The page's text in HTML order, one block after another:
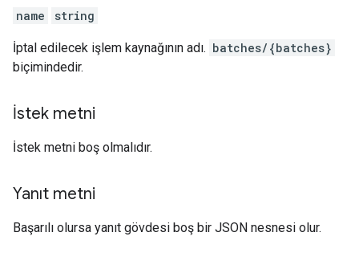
name string
İptal edilecek işlem kaynağının adı. batches/{batches}
biçimindedir.
İstek metni
İstek metni boş olmalıdır.
Yanıt metni
Başarılı olursa yanıt gövdesi boş bir JSON nesnesi olur.